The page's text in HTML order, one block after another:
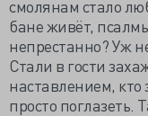
смолянам стало
бане живёт,
непрестанно? Уж
Стали в гости
наставлением, кто
просто поглазеть.